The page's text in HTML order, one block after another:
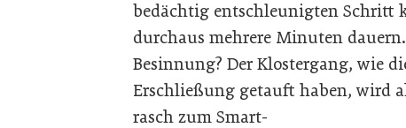
bedächtig entschleunigten Schritt
durchaus mehrere Minuten
Besinnung? Der Klostergang, wie
Erschließung getauft haben, wird
rasch zum Smart-